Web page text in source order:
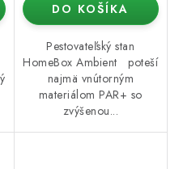
DO KOŠÍKA
Pestovateľský stan
HomeBox Ambient poteší
najmä vnútorným
materiálom PAR+ so
zvýšenou...